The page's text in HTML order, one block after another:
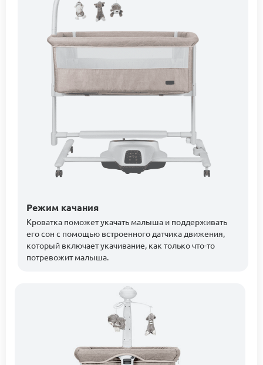
Режим качания
Кроватка поможет укачать малыша и поддерживать
его сон с помощью встроенного датчика движения,
который включает укачивание, как только что-то
потревожит малыша.